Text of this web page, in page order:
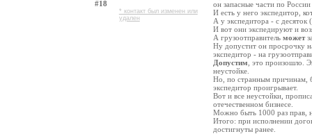
#18
* контакт был изменен или
удален
он запасные части по
И есть у него экспедитор,
А у экспедитора - с десяток
И вот они экспедируют и
А грузоотправитель может
Ну допустит он просрочку
экспедитор - на
Допустим , это произошло.
неустойке.
Но, по странным причинам,
экспедитор проигрывает.
Вот и все неустойки,
отечественном бизнесе.
Можно быть 1000 раз прав,
Итого: при исполнении
достигнуты ранее.